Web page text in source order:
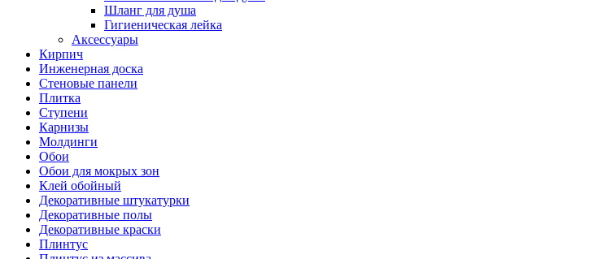
Шланг для душа
Гигиеническая лейка
Аксессуары
Кирпич
Инженерная доска
Стеновые панели
Плитка
Ступени
Карнизы
Молдинги
Обои
Обои для мокрых зон
Клей обойный
Декоративные штукатурки
Декоративные полы
Декоративные краски
Плинтус